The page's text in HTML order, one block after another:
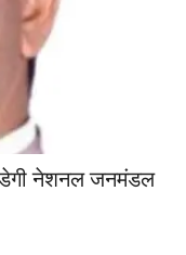
नेशनल जनमंडल